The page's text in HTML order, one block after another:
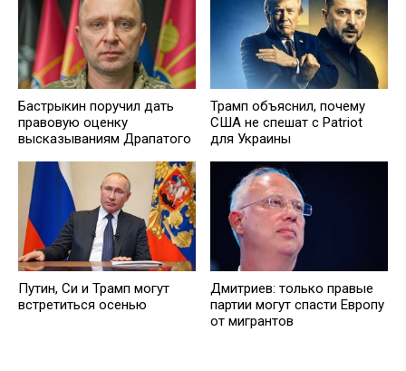
Бастрыкин поручил дать
правовую оценку
высказываниям Драпатого
Трамп объяснил, почему
США не спешат с Patriot
для Украины
Путин, Си и Трaмп могут
встретиться осенью
Дмитриев: только правые
партии могут спасти Европу
от мигрантов